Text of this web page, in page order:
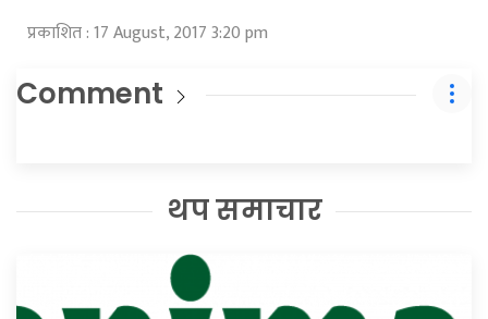
प्रकाशित : 17 August, 2017 3:20 pm
Comment
थप समाचार